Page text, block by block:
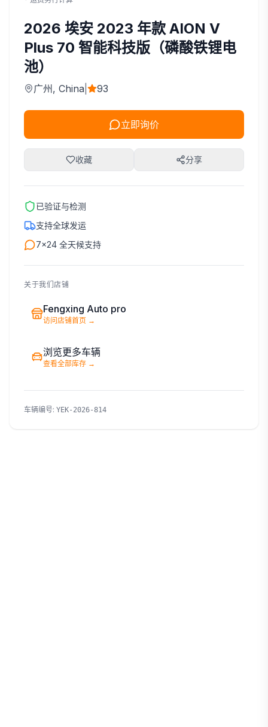
2026 埃安 2023 年款 AION V
Plus 70 智能科技版（磷酸铁锂电
池）
广州, China 93
立即询价
收藏 分享
已验证与检测
支持全球发运
7×24 全天候支持
关于我们店铺
Fengxing Auto pro
访问店铺首页 →
浏览更多车辆
查看全部库存 →
车辆编号: YEK-2026-814